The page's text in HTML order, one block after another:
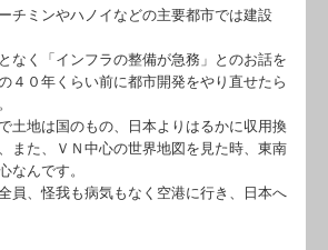
チミンやハノイなどの主要都市では建設
なく「インフラの整備が急務」とのお話を
４０年くらい前に都市開発をやり直せたら
土地は国のもの、日本よりはるかに収用換
また、ＶＮ中心の世界地図を見た時、東南
なんです。
員、怪我も病気もなく空港に行き、日本へ